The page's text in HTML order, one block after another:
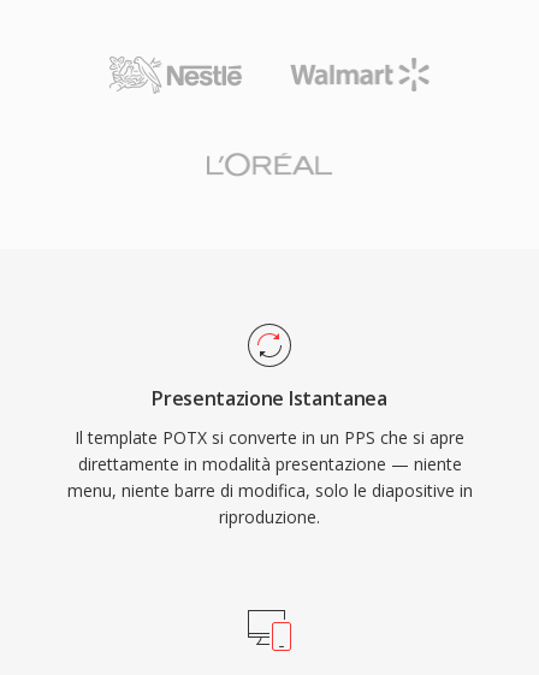
Presentazione Istantanea
Il template POTX si converte in un PPS che si apre
direttamente in modalità presentazione — niente
menu, niente barre di modifica, solo le diapositive in
riproduzione.